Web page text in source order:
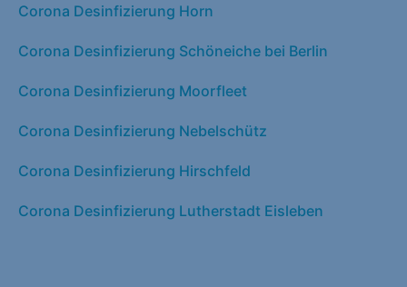
Corona Desinfizierung Horn
Corona Desinfizierung Schöneiche bei Berlin
Corona Desinfizierung Moorfleet
Corona Desinfizierung Nebelschütz
Corona Desinfizierung Hirschfeld
Corona Desinfizierung Lutherstadt Eisleben